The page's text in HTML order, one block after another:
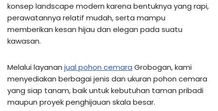
konsep landscape modern karena bentuknya yang rapi,
perawatannya relatif mudah, serta mampu
memberikan kesan hijau dan elegan pada suatu
kawasan.
Melalui layanan jual pohon cemara Grobogan, kami
menyediakan berbagai jenis dan ukuran pohon cemara
yang siap tanam, baik untuk kebutuhan taman pribadi
maupun proyek penghijauan skala besar.